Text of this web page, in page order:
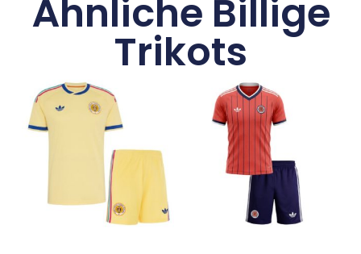
Ähnliche Billige
Trikots